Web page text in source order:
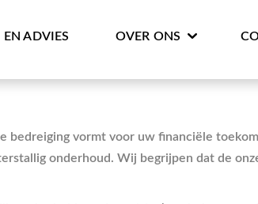
ADVIES OVER ONS
vormt voor uw financiële
onderhoud. Wij begrijpen dat de